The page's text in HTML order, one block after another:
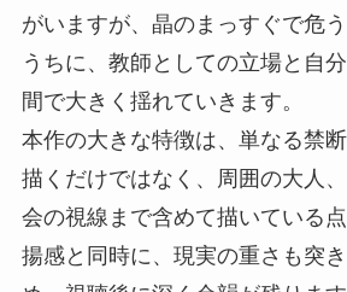
がいますが、晶のまっすぐで危
うちに、教師としての立場と自
間で大きく揺れていきます。
本作の大きな特徴は、単なる禁
描くだけではなく、周囲の大人
会の視線まで含めて描いている
揚感と同時に、現実の重さも突